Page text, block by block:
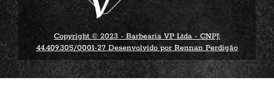
Copyright © 2023 - Barbearia VP Ltda - CNPJ:
44.409.305/0001-27 Desenvolvido por Rennan Perdigão